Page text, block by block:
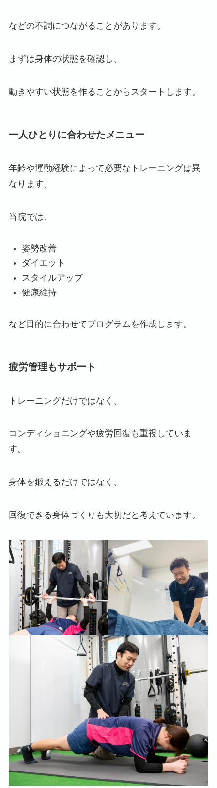
などの不調につながることがあります。
まずは身体の状態を確認し、
動きやすい状態を作ることからスタートします。
一人ひとりに合わせたメニュー
年齢や運動経験によって必要なトレーニングは異
なります。
当院では、
姿勢改善
ダイエット
スタイルアップ
健康維持
など目的に合わせてプログラムを作成します。
疲労管理もサポート
トレーニングだけではなく、
コンディショニングや疲労回復も重視していま
す。
身体を鍛えるだけではなく、
回復できる身体づくりも大切だと考えています。